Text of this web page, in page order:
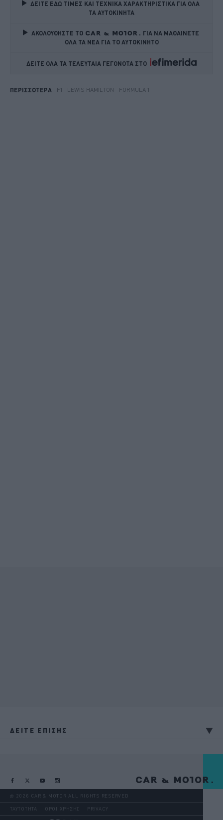
ΔΕΙΤΕ ΕΔΩ ΤΙΜΕΣ ΚΑΙ ΤΕΧΝΙΚΑ ΧΑΡΑΚΤΗΡΙΣΤΙΚΑ ΓΙΑ ΟΛΑ
ΤΑ ΑΥΤΟΚΙΝΗΤΑ
ΑΚΟΛΟΥΘΗΣΤΕ ΤΟ
ΓΙΑ ΝΑ ΜΑΘΑΙΝΕΤΕ
ΟΛΑ ΤΑ ΝΕΑ ΓΙΑ ΤΟ ΑΥΤΟΚΙΝΗΤΟ
ΔΕΙΤΕ ΟΛΑ ΤΑ ΤΕΛΕΥΤΑΙΑ ΓΕΓΟΝΟΤΑ ΣΤΟ
ΠΕΡΙΣΣΟΤΕΡΑ F1 LEWIS HAMILTON FORMULA 1
ΔΕΙΤΕ ΕΠΙΣΗΣ
@ 2026 CAR & MOTOR ALL RIGHTS RESERVED
ΤΑΥΤΟΤΗΤΑ ΟΡΟΙ ΧΡΗΣΗΣ PRIVACY